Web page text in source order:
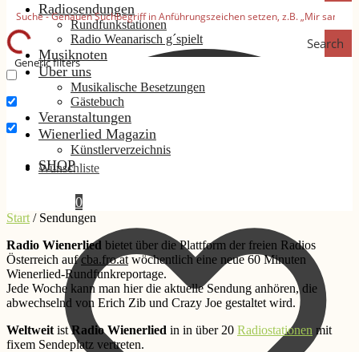
Search
Generic filters
Nur exakte Ergebnisse
Suche im Titel
Suche im Inhalt
Wunschliste
Radiosendungen
Rundfunkstationen
Radio Weanarisch g´spielt
Musiknoten
Über uns
Musikalische Besetzungen
Gästebuch
Veranstaltungen
Wienerlied Magazin
Künstlerverzeichnis
SHOP
0
Start / Sendungen
Radio Wienerlied bietet über die Plattform der freien Radios
Österreich aufcba.fro.atwöchentlich eine neue 60 Minuten
Wienerlied-Rundfunkreportage.
Jede Woche kann man hier die aktuelle Sendung anhören, die
abwechselnd von Erich Zib und Crazy Joe gestaltet wird.
Weltweit istRadio Wienerlied in in über 20 Radiostationen mit
fixem Sendeplatz vertreten.